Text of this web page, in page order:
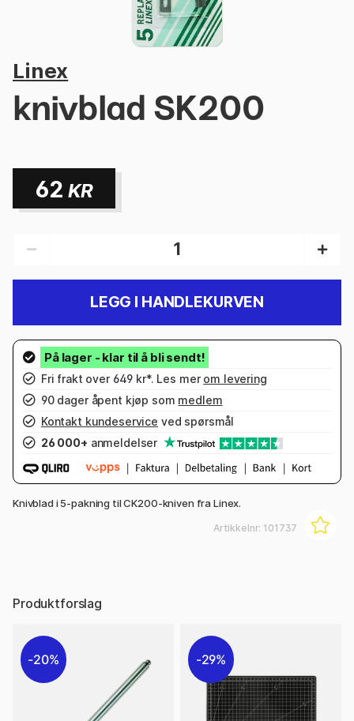
Linex
knivblad SK200
62 KR
LEGG I HANDLEKURVEN
Fri frakt over 649 kr*. Les mer om levering
90 dager åpent kjøp som medlem
Kontakt kundeservice ved spørsmål
26 000+ anmeldelser
Knivblad i 5-pakning til CK200-kniven fra Linex.
Artikkelnr: 101737
Produktforslag
20% 29%